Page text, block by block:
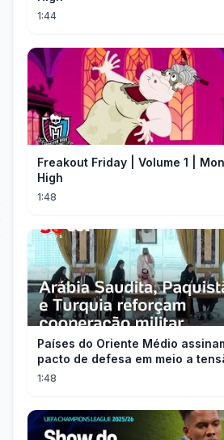
1:44
Freakout Friday | Volume 1 |
High
1:48
Países do Oriente Médio
pacto de defesa em meio a
com Irã
1:48